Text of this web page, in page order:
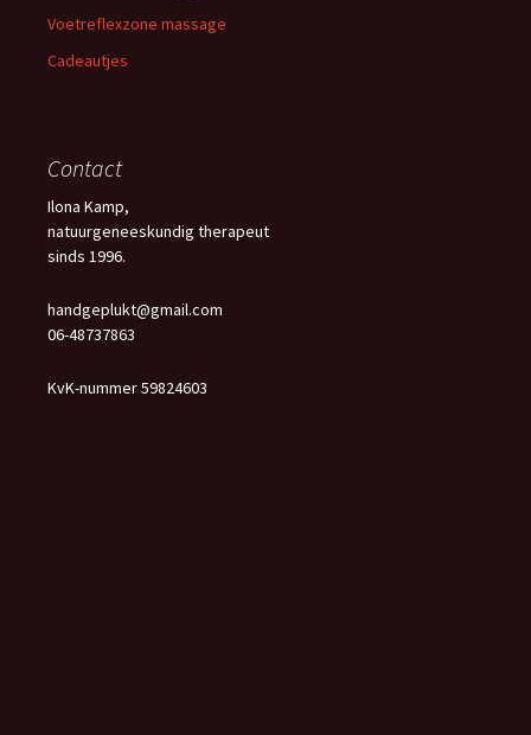
Voetreflexzone massage
Cadeautjes
Contact
Ilona Kamp,
natuurgeneeskundig therapeut
sinds 1996.
handgeplukt@gmail.com
06-48737863
KvK-nummer 59824603